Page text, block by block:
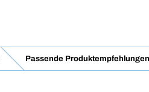
Passende